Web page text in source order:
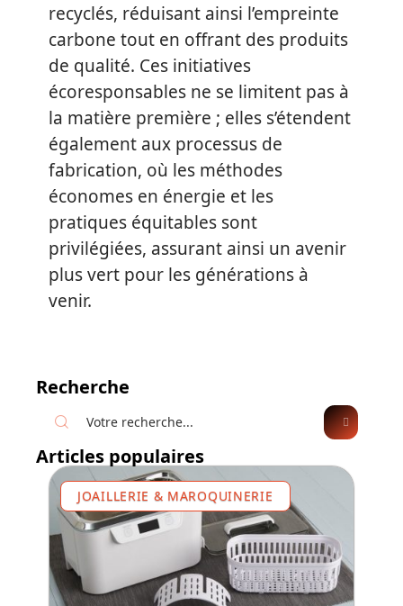
recyclés, réduisant ainsi l’empreinte
carbone tout en offrant des produits
de qualité. Ces initiatives
écoresponsables ne se limitent pas à
la matière première ; elles s’étendent
également aux processus de
fabrication, où les méthodes
économes en énergie et les
pratiques équitables sont
privilégiées, assurant ainsi un avenir
plus vert pour les générations à
venir.
Recherche
Articles populaires
JOAILLERIE & MAROQUINERIE